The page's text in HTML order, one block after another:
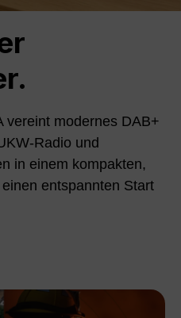
vereint modernes DAB+
Radio und
in einem kompakten,
entspannten Start